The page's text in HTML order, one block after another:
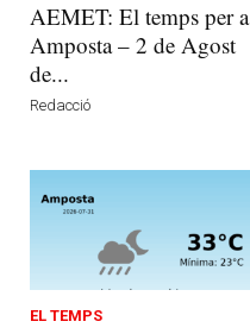
AEMET: El temps per a
Amposta – 2 de Agost
de...
Redacció
EL TEMPS